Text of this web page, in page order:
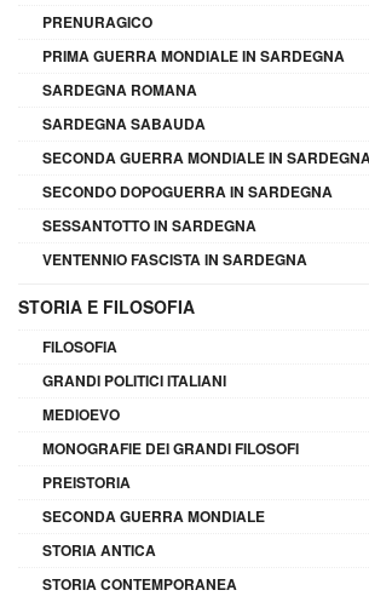
PRENURAGICO
PRIMA GUERRA MONDIALE IN SARDEGNA
SARDEGNA ROMANA
SARDEGNA SABAUDA
SECONDA GUERRA MONDIALE IN
SECONDO DOPOGUERRA IN SARDEGNA
SESSANTOTTO IN SARDEGNA
VENTENNIO FASCISTA IN SARDEGNA
STORIA E FILOSOFIA
FILOSOFIA
GRANDI POLITICI ITALIANI
MEDIOEVO
MONOGRAFIE DEI GRANDI FILOSOFI
PREISTORIA
SECONDA GUERRA MONDIALE
STORIA ANTICA
STORIA CONTEMPORANEA